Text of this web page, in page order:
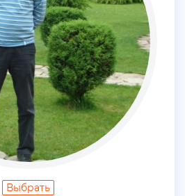
Выбрать